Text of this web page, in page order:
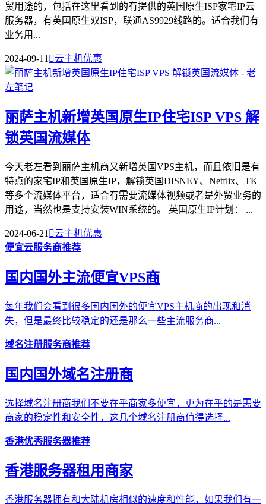
贸用途的，包括在这里看到的有提供的英国原生ISP家宅IP云
服务器，有英国原生双ISP，联通AS9929线路的。适合我们有
业务用...
2024-09-11 云主机优惠
丽萨主机新增英国原生IP住宅ISP VPS 解
锁英国流媒体
今天老左看到丽萨主机商又新增英国VPS主机，而且依旧是有
特点的家宅IP和英国原生IP，解锁英国DISNEY、Netflix、TK
等多个流媒体平台，适合有需要流媒体视频或者是外贸业务的
用途，当然也是支持安装WIN系统的。 英国原生IP计划： ...
2024-06-21 云主机优惠
便宜云服务商推荐
国内国外主流便宜VPS商
每年我们会看到很多国内国外的便宜VPS主机商的出现和消
失，但是最终比较稳定的还是那么一些主流服务商...
域名注册服务商推荐
国内国外域名注册商
选择域名注册商我们不要在乎商家多便宜，更为在乎的是需要
商家的稳定性和安全性，这几个域名注册商值得选择...
香港优秀服务器推荐
香港服务器租用商家
香港服务器拥有和大陆机房相似的速度和性能，如果我们有一